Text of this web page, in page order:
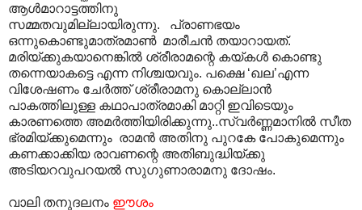
ആൾമാറാട്ടത്തിനു
സമ്മതവുമില്ലായിരുന്നു. പ്രാണഭയം
ഒന്നുകൊണ്ടുമാത്രമാൺ മാരീചൻ തയാറായത്.
മരിയ്ക്കുകയാനെങ്കിൽ ശ്രീരാമന്റെ കയ്കൾ കൊണ്ടു
തന്നെയാകട്ടെ എന്ന നിശ്ചയവും. പക്ഷെ ‘ഖല’എന്ന
വിശേഷണം ചേർത്ത് ശ്രീരാമനു കൊല്ലാൻ
പാകത്തിലുള്ള കഥാപാത്രമാകി മാറ്റി ഇവിടെയും
കാരണത്തെ അമർത്തിയിരിക്കുന്നു..സ്വർണ്ണമാനിൽ സീത
ഭ്രമിയ്ക്കുമെന്നും രാമൻ അതിനു പുറകേ പോകുമെന്നും
കണക്കാക്കിയ രാവണന്റെ അതിബുദ്ധിയ്ക്കു
അടിയറവുപറയൽ സുഗുണാരാമനു ദോഷം.
വാലി തനുദലനം ഈശം